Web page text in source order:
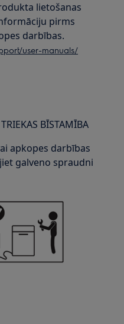
lietošanas
pirms
darbības.
user-manuals/
BĪSTAMĪBA
apkopes darbības
galveno spraudni